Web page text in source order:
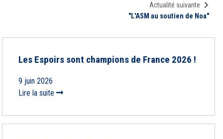
Actualité suivante
"L'ASM au soutien de Noa"
Les Espoirs sont champions de France 2026 !
9 juin 2026
Lire la suite